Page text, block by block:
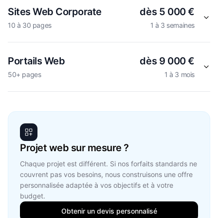
Sites Web Corporate
10 à 30 pages
dès 5 000 €
1 à 3 semaines
Portails Web
50+ pages
dès 9 000 €
1 à 3 mois
Projet web sur mesure ?
Chaque projet est différent. Si nos forfaits standards ne
couvrent pas vos besoins, nous construisons une offre
personnalisée adaptée à vos objectifs et à votre
budget.
Obtenir un devis personnalisé